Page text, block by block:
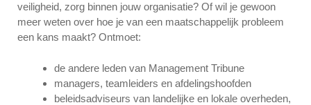
veiligheid, zorg binnen jouw organisatie? Of wil je gewoon
meer weten over hoe je van een maatschappelijk probleem
een kans maakt? Ontmoet:
de andere leden van Management Tribune
managers, teamleiders en afdelingshoofden
beleidsadviseurs van landelijke en lokale overheden,